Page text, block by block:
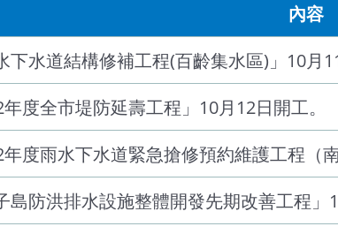
內容
下水道結構修補工程(百齡集水區)」10月
年度全市堤防延壽工程」10月12日開工。
年度雨水下水道緊急搶修預約維護工程（
島防洪排水設施整體開發先期改善工程」